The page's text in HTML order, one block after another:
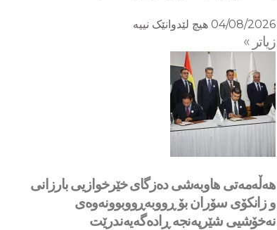
04/08/2026 هیچ لێدوانێک نییە
زیاتر »
هه‌ڵه‌مه‌تی هاو‌به‌شی ده‌زگای خێرخوازیی بارزانی
و زانكۆی سۆران بۆ ڕووبه‌ڕووبوونه‌وه‌ی
نه‌خۆشیی شێرپه‌نجه‌ ڕاده‌گه‌یه‌ندرێت